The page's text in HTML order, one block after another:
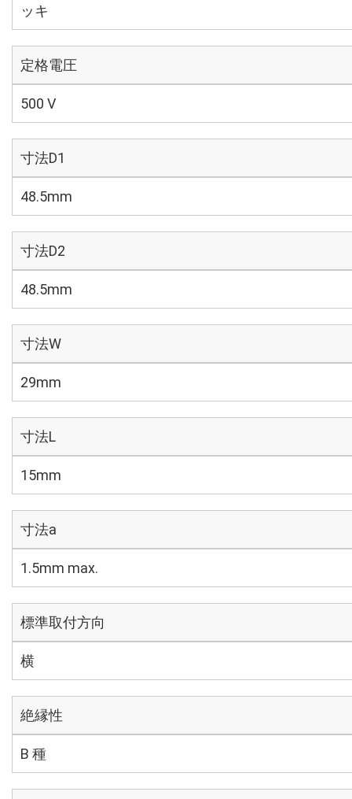
ッキ
定格電圧
500 V
寸法D1
48.5mm
寸法D2
48.5mm
寸法W
29mm
寸法L
15mm
寸法a
1.5mm max.
標準取付方向
横
絶縁性
B 種